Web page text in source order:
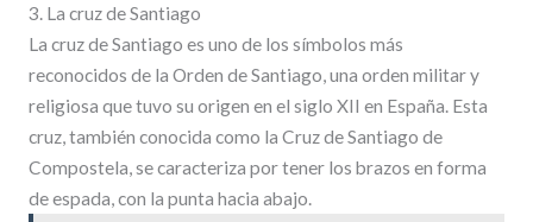
3. La cruz de Santiago
La cruz de Santiago es uno de los símbolos más
reconocidos de la Orden de Santiago, una orden militar y
religiosa que tuvo su origen en el siglo XII en España. Esta
cruz, también conocida como la Cruz de Santiago de
Compostela, se caracteriza por tener los brazos en forma
de espada, con la punta hacia abajo.